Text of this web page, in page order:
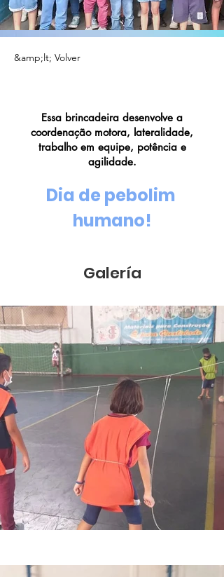
&amp;lt; Volver
Essa brincadeira desenvolve a
coordenação motora, lateralidade,
trabalho em equipe, potência e
agilidade.
Dia de pebolim
humano!
Galería